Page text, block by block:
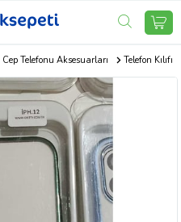
Cep Telefonu Aksesuarları Telefon Kılıfı